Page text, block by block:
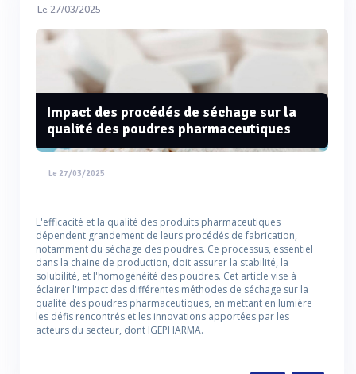
Le 27/03/2025
Impact des procédés de séchage sur la
qualité des poudres pharmaceutiques
Le 27/03/2025
L'efficacité et la qualité des produits pharmaceutiques
dépendent grandement de leurs procédés de fabrication,
notamment du séchage des poudres. Ce processus, essentiel
dans la chaine de production, doit assurer la stabilité, la
solubilité, et l'homogénéité des poudres. Cet article vise à
éclairer l'impact des différentes méthodes de séchage sur la
qualité des poudres pharmaceutiques, en mettant en lumière
les défis rencontrés et les innovations apportées par les
acteurs du secteur, dont IGEPHARMA.